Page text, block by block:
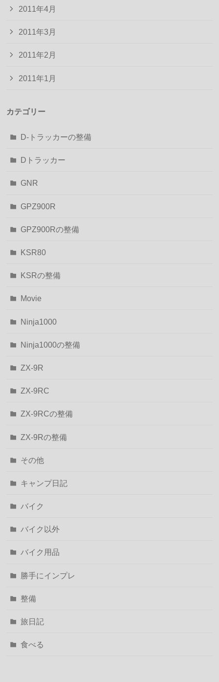
2011年4月
2011年3月
2011年2月
2011年1月
カテゴリー
D-トラッカーの整備
Dトラッカー
GNR
GPZ900R
GPZ900Rの整備
KSR80
KSRの整備
Movie
Ninja1000
Ninja1000の整備
ZX-9R
ZX-9RC
ZX-9RCの整備
ZX-9Rの整備
その他
キャンプ日記
バイク
バイク以外
バイク用品
勝手にインプレ
整備
旅日記
食べる